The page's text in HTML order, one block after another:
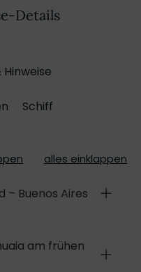
Details
Schiff
alles einklappen
– Buenos Aires
am frühen